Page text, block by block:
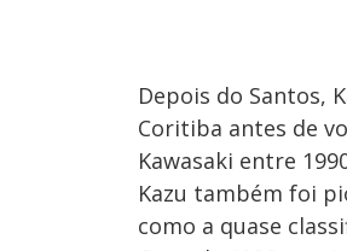
Depois do Santos,
Coritiba antes de
Kawasaki entre
Kazu também foi
como a quase